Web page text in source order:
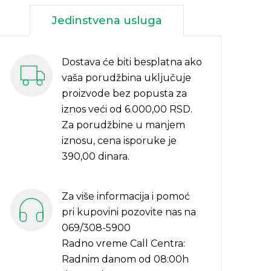
Jedinstvena usluga
Dostava će biti besplatna ako
vaša porudžbina uključuje
proizvode bez popusta za
iznos veći od 6.000,00 RSD.
Za porudžbine u manjem
iznosu, cena isporuke je
390,00 dinara.
Za više informacija i pomoć
pri kupovini pozovite nas na
069/308-5900
Radno vreme Call Centra:
Radnim danom od 08:00h